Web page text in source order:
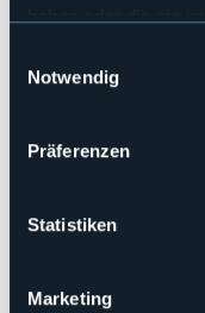
Notwendig
Präferenzen
Statistiken
Marketing
Fraz. Cadarese, 31
28866 - Premia (VB)